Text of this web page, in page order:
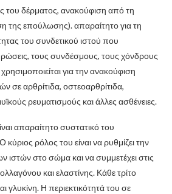
του δέρματος, ανακούφιση από τη
της επούλωσης). απαραίτητο για τη
του συνδετικού ιστού που
τους συνδέσμους, τους χόνδρους
για την ανακούφιση
σε αρθρίτιδα, οστεοαρθρίτιδα,
ρευματισμούς και άλλες ασθένειες.
απαραίτητο συστατικό του
ρόλος του είναι να ρυθμίζει την
ιστών στο σώμα και να συμμετέχει στις
και ελαστίνης. Κάθε τρίτο
γλυκίνη. Η περιεκτικότητά του σε